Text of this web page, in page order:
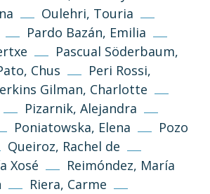
Oulehri, Touria
Pardo Bazán, Emilia
Pascual Söderbaum,
Chus
Peri Rossi,
Gilman, Charlotte
Pizarnik, Alejandra
Poniatowska, Elena
Pozo
Queiroz, Rachel de
Xosé
Reimóndez, María
Riera, Carme
Avís legal
web Estudi Llimona